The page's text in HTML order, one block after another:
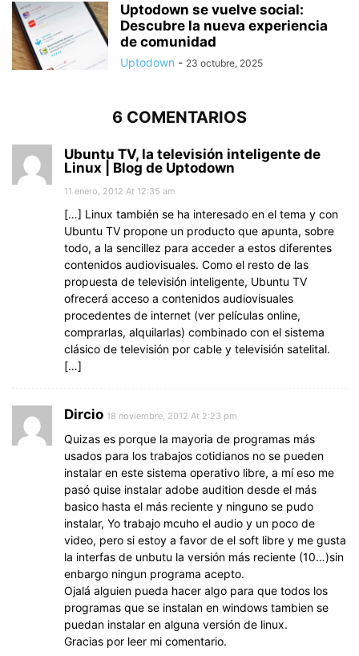
Uptodown se vuelve social:
Descubre la nueva experiencia
de comunidad
Uptodown - 23 octubre, 2025
6 COMENTARIOS
Ubuntu TV, la televisión inteligente de
Linux | Blog de Uptodown
11 enero, 2012 At 12:35 am
[…] Linux también se ha interesado en el tema y con
Ubuntu TV propone un producto que apunta, sobre
todo, a la sencillez para acceder a estos diferentes
contenidos audiovisuales. Como el resto de las
propuesta de televisión inteligente, Ubuntu TV
ofrecerá acceso a contenidos audiovisuales
procedentes de internet (ver películas online,
comprarlas, alquilarlas) combinado con el sistema
clásico de televisión por cable y televisión satelital.
[…]
Dircio 18 noviembre, 2012 At 2:23 pm
Quizas es porque la mayoria de programas más
usados para los trabajos cotidianos no se pueden
instalar en este sistema operativo libre, a mí eso me
pasó quise instalar adobe audition desde el más
basico hasta el más reciente y ninguno se pudo
instalar, Yo trabajo mcuho el audio y un poco de
video, pero si estoy a favor de el soft libre y me gusta
la interfas de unbutu la versión más reciente (10…)sin
enbargo ningun programa acepto.
Ojalá alguien pueda hacer algo para que todos los
programas que se instalan en windows tambien se
puedan instalar en alguna versión de linux.
Gracias por leer mi comentario.